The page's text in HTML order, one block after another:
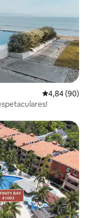
4,84 de uma
4,84 (90)